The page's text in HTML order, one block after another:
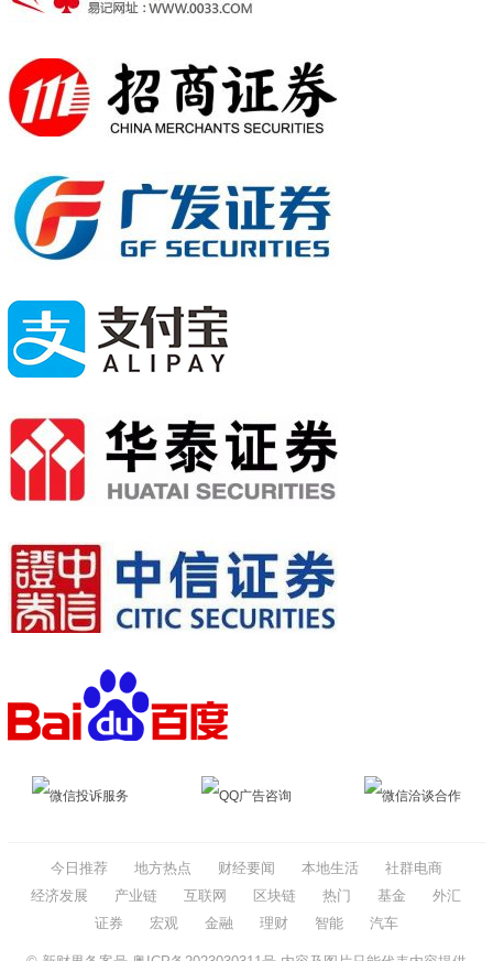
微信投诉服务 QQ广告咨询 微信洽谈合作
今日推荐 地方热点 财经要闻 本地生活
社群电商
经济发展
产业链 互联网 区块链 热门 基金
外汇
证券
宏观 金融 理财 智能 汽车